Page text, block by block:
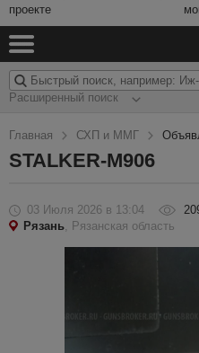
проекте
Расширенный поиск
Главная СХП и ММГ
STALKER-M906
03 Июля 2026 в 13:04
Рязань, Рязанская область